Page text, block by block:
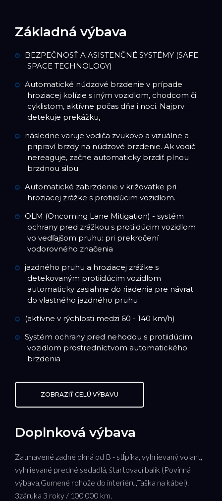
Základná výbava
BEZPEČNOSŤ A ASISTENČNÉ SYSTÉMY (SAFE
SPACE TECHNOLOGY)
Automatické núdzové brzdenie v prípade
hroziacej kolízie s iným vozidlom, chodcom či
cyklistom, aktívne počas dňa i noci. Najprv
detekuje prekážku,
následne varuje vodiča zvukovo a vizuálne a
pripraví brzdy na núdzové brzdenie. Ak vodič
nereaguje, začne automaticky brzdiť plnou
brzdnou silou.
Automatické zabrzdenie v križovatke pri
hroziacej zrážke s protiidúcim vozidlom.
OLM (Oncoming Lane Mitigation) - systém
ochrany pred zrážkou s protiidúcim vozidlom
vo vedľajšom pruhu: pri prekročení
vodorovného značenia
jazdného pruhu a hroziacej zrážke s
detekovaným protiidúcim vozidlom
automaticky zasiahne do riadenia pre návrat
do vlastného jazdného pruhu
(aktívne v rýchlosti medzi 60 - 140 km/h)
Systém ochrany pred nehodou s protiidúcim
vozidlom prostredníctvom automatického
brzdenia
ZOBRAZIŤ CELÚ VÝBAVU
Doplnková výbava
Zatmavené zadné okná od B - stĺpika, vyhrievaný volant,
vyhrievané predné sedadlá, štartovací balík (Povinná
výbava,Gumené rohože do interiéru,Taška na kábel).
3záruka 3 roky / 100 000 km.